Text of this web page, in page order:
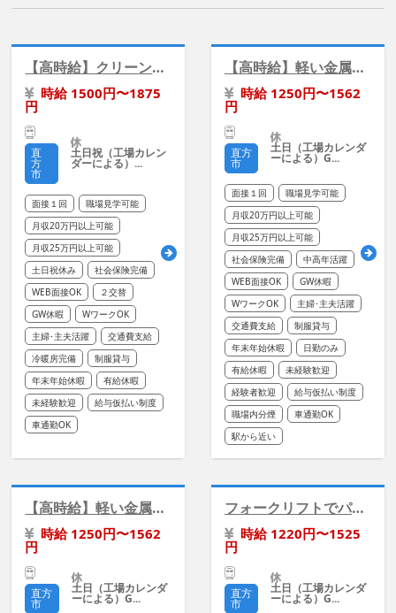
【高時給】クリーンルームで軽い精密部品の箱詰め/二交替
時給 1500円〜1875
円
直
方
市
土日祝（工場カレン
ダーによる）...
面接１回
職場見学可能
月収20万円以上可能
月収25万円以上可能
土日祝休み
社会保険完備
WEB面接OK
２交替
GW休暇
WワークOK
主婦･主夫活躍
交通費支給
冷暖房完備
制服貸与
年末年始休暇
有給休暇
未経験歓迎
給与仮払い制度
車通勤OK
【高時給】軽い金属部品の機械オペレーター/二交替
時給 1250円〜1562
円
直方
市
土日（工場カレンダ
ーによる）G...
面接１回
職場見学可能
月収20万円以上可能
月収25万円以上可能
社会保険完備
中高年活躍
WEB面接OK
GW休暇
WワークOK
主婦･主夫活躍
交通費支給
制服貸与
年末年始休暇
日勤のみ
有給休暇
未経験歓迎
経験者歓迎
給与仮払い制度
職場内分煙
車通勤OK
駅から近い
【高時給】軽い金属部品の機械オペレーター/モクモク作業
時給 1250円〜1562
円
直方
市
土日（工場カレンダ
ーによる）G...
フォークリフトでパレット運搬／二交替
時給 1220円〜1525
円
直方
市
土日（工場カレンダ
ーによる）G...